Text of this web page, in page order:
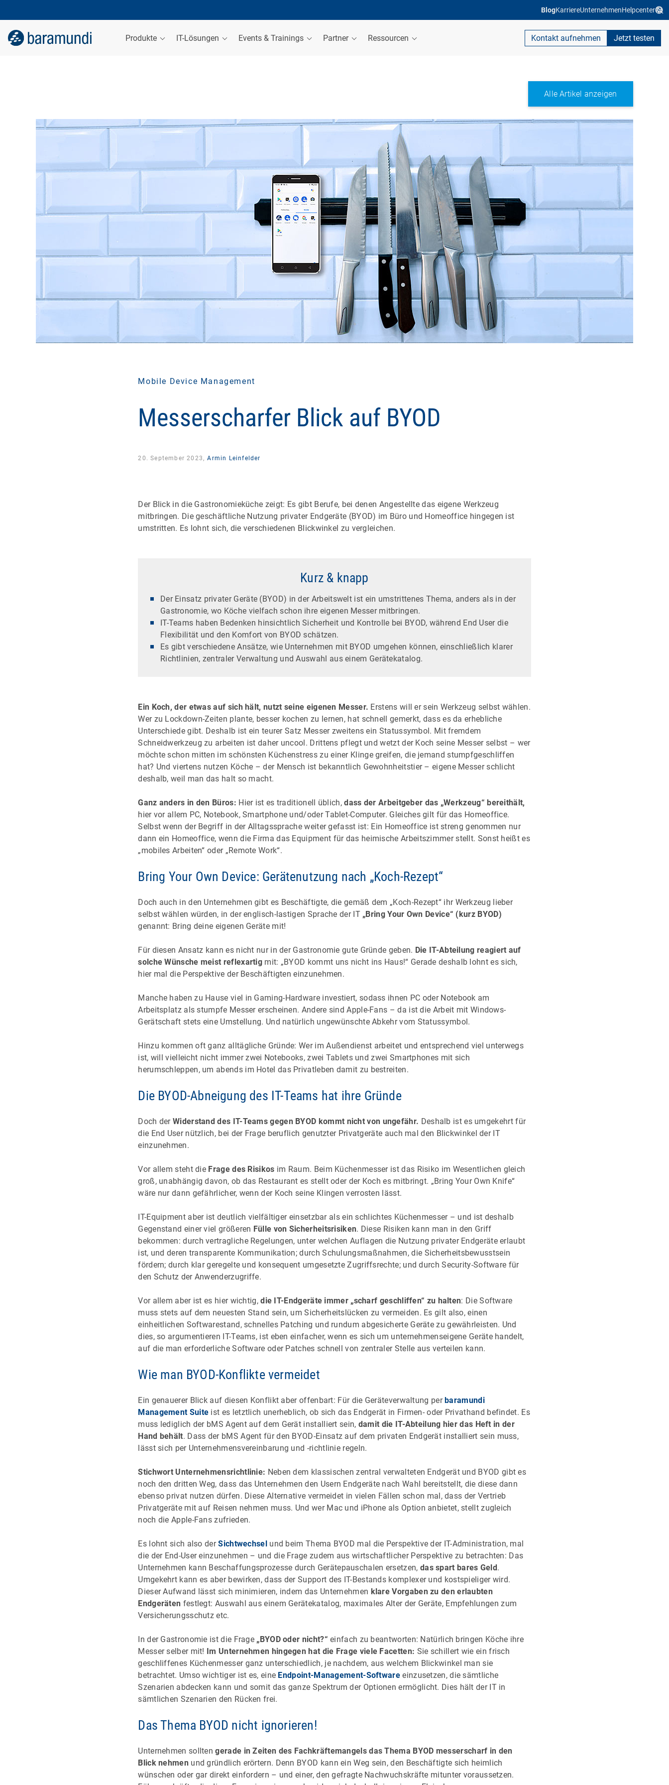
BlogKarriereUnternehmenHelpcenter
Produkte IT-Lösungen Events & Trainings Partner Ressourcen Kontakt aufnehmen Jetzt testen
Alle Artikel anzeigen
Mobile Device Management
Messerscharfer Blick auf BYOD
20. September 2023, Armin Leinfelder
Der Blick in die Gastronomieküche zeigt: Es gibt Berufe, bei denen Angestellte das eigene Werkzeug
mitbringen. Die geschäftliche Nutzung privater Endgeräte (BYOD) im Büro und Homeoffice hingegen ist
umstritten. Es lohnt sich, die verschiedenen Blickwinkel zu vergleichen.
Kurz & knapp
Der Einsatz privater Geräte (BYOD) in der Arbeitswelt ist ein umstrittenes Thema, anders als in der
Gastronomie, wo Köche vielfach schon ihre eigenen Messer mitbringen.
IT-Teams haben Bedenken hinsichtlich Sicherheit und Kontrolle bei BYOD, während End User die
Flexibilität und den Komfort von BYOD schätzen.
Es gibt verschiedene Ansätze, wie Unternehmen mit BYOD umgehen können, einschließlich klarer
Richtlinien, zentraler Verwaltung und Auswahl aus einem Gerätekatalog.
Ein Koch, der etwas auf sich hält, nutzt seine eigenen Messer. Erstens will er sein Werkzeug selbst wählen.
Wer zu Lockdown-Zeiten plante, besser kochen zu lernen, hat schnell gemerkt, dass es da erhebliche
Unterschiede gibt. Deshalb ist ein teurer Satz Messer zweitens ein Statussymbol. Mit fremdem
Schneidwerkzeug zu arbeiten ist daher uncool. Drittens pflegt und wetzt der Koch seine Messer selbst – wer
möchte schon mitten im schönsten Küchenstress zu einer Klinge greifen, die jemand stumpfgeschliffen
hat? Und viertens nutzen Köche – der Mensch ist bekanntlich Gewohnheitstier – eigene Messer schlicht
deshalb, weil man das halt so macht.
Ganz anders in den Büros: Hier ist es traditionell üblich,dass der Arbeitgeber das „Werkzeug“ bereithält,
hier vor allem PC, Notebook, Smartphone und/oder Tablet-Computer. Gleiches gilt für das Homeoffice.
Selbst wenn der Begriff in der Alltagssprache weiter gefasst ist: Ein Homeoffice ist streng genommen nur
dann ein Homeoffice, wenn die Firma das Equipment für das heimische Arbeitszimmer stellt. Sonst heißt es
„mobiles Arbeiten“ oder „Remote Work“.
Bring Your Own Device: Gerätenutzung nach „Koch-Rezept“
Doch auch in den Unternehmen gibt es Beschäftigte, die gemäß dem „Koch-Rezept“ ihr Werkzeug lieber
selbst wählen würden, in der englisch-lastigen Sprache der IT „Bring Your Own Device“ (kurz BYOD)
genannt: Bring deine eigenen Geräte mit!
Für diesen Ansatz kann es nicht nur in der Gastronomie gute Gründe geben. Die IT-Abteilung reagiert auf
solche Wünsche meist reflexartig mit: „BYOD kommt uns nicht ins Haus!“ Gerade deshalb lohnt es sich,
hier mal die Perspektive der Beschäftigten einzunehmen.
Manche haben zu Hause viel in Gaming-Hardware investiert, sodass ihnen PC oder Notebook am
Arbeitsplatz als stumpfe Messer erscheinen. Andere sind Apple-Fans – da ist die Arbeit mit Windows-
Gerätschaft stets eine Umstellung. Und natürlich ungewünschte Abkehr vom Statussymbol.
Hinzu kommen oft ganz alltägliche Gründe: Wer im Außendienst arbeitet und entsprechend viel unterwegs
ist, will vielleicht nicht immer zwei Notebooks, zwei Tablets und zwei Smartphones mit sich
herumschleppen, um abends im Hotel das Privatleben damit zu bestreiten.
Die BYOD-Abneigung des IT-Teams hat ihre Gründe
Doch derWiderstand des IT-Teams gegen BYOD kommt nicht von ungefähr. Deshalb ist es umgekehrt für
die End User nützlich, bei der Frage beruflich genutzter Privatgeräte auch mal den Blickwinkel der IT
einzunehmen.
Vor allem steht die Frage des Risikos im Raum. Beim Küchenmesser ist das Risiko im Wesentlichen gleich
groß, unabhängig davon, ob das Restaurant es stellt oder der Koch es mitbringt. „Bring Your Own Knife“
wäre nur dann gefährlicher, wenn der Koch seine Klingen verrosten lässt.
IT-Equipment aber ist deutlich vielfältiger einsetzbar als ein schlichtes Küchenmesser – und ist deshalb
Gegenstand einer viel größeren Fülle von Sicherheitsrisiken. Diese Risiken kann man in den Griff
bekommen: durch vertragliche Regelungen, unter welchen Auflagen die Nutzung privater Endgeräte erlaubt
ist, und deren transparente Kommunikation; durch Schulungsmaßnahmen, die Sicherheitsbewusstsein
fördern; durch klar geregelte und konsequent umgesetzte Zugriffsrechte; und durch Security-Software für
den Schutz der Anwenderzugriffe.
Vor allem aber ist es hier wichtig,die IT-Endgeräte immer „scharf geschliffen“ zu halten: Die Software
muss stets auf dem neuesten Stand sein, um Sicherheitslücken zu vermeiden. Es gilt also, einen
einheitlichen Softwarestand, schnelles Patching und rundum abgesicherte Geräte zu gewährleisten. Und
dies, so argumentieren IT-Teams, ist eben einfacher, wenn es sich um unternehmenseigene Geräte handelt,
auf die man erforderliche Software oder Patches schnell von zentraler Stelle aus verteilen kann.
Wie man BYOD-Konflikte vermeidet
Ein genauerer Blick auf diesen Konflikt aber offenbart: Für die Geräteverwaltung perbaramundi
Management Suite ist es letztlich unerheblich, ob sich das Endgerät in Firmen- oder Privathand befindet. Es
muss lediglich der bMS Agent auf dem Gerät installiert sein, damit die IT-Abteilung hier das Heft in der
Hand behält. Dass der bMS Agent für den BYOD-Einsatz auf dem privaten Endgerät installiert sein muss,
lässt sich per Unternehmensvereinbarung und -richtlinie regeln.
Stichwort Unternehmensrichtlinie: Neben dem klassischen zentral verwalteten Endgerät und BYOD gibt es
noch den dritten Weg, dass das Unternehmen den Usern Endgeräte nach Wahl bereitstellt, die diese dann
ebenso privat nutzen dürfen. Diese Alternative vermeidet in vielen Fällen schon mal, dass der Vertrieb
Privatgeräte mit auf Reisen nehmen muss. Und wer Mac und iPhone als Option anbietet, stellt zugleich
noch die Apple-Fans zufrieden.
Es lohnt sich also derSichtwechselund beim Thema BYOD mal die Perspektive der IT-Administration, mal
die der End-User einzunehmen – und die Frage zudem aus wirtschaftlicher Perspektive zu betrachten: Das
Unternehmen kann Beschaffungsprozesse durch Gerätepauschalen ersetzen, das spart bares Geld.
Umgekehrt kann es aber bewirken, dass der Support des IT-Bestands komplexer und kostspieliger wird.
Dieser Aufwand lässt sich minimieren, indem das Unternehmen klare Vorgaben zu den erlaubten
Endgeräten festlegt: Auswahl aus einem Gerätekatalog, maximales Alter der Geräte, Empfehlungen zum
Versicherungsschutz etc.
In der Gastronomie ist die Frage „BYOD oder nicht?“ einfach zu beantworten: Natürlich bringen Köche ihre
Messer selber mit! Im Unternehmen hingegen hat die Frage viele Facetten: Sie schillert wie ein frisch
geschliffenes Küchenmesser ganz unterschiedlich, je nachdem, aus welchem Blickwinkel man sie
betrachtet. Umso wichtiger ist es, eine Endpoint-Management-Software einzusetzen, die sämtliche
Szenarien abdecken kann und somit das ganze Spektrum der Optionen ermöglicht. Dies hält der IT in
sämtlichen Szenarien den Rücken frei.
Das Thema BYOD nicht ignorieren!
Unternehmen solltengerade in Zeiten des Fachkräftemangels das Thema BYOD messerscharf in den
Blick nehmen und gründlich erörtern. Denn BYOD kann ein Weg sein, den Beschäftigte sich heimlich
wünschen oder gar direkt einfordern – und einer, den gefragte Nachwuchskräfte mitunter voraussetzen.